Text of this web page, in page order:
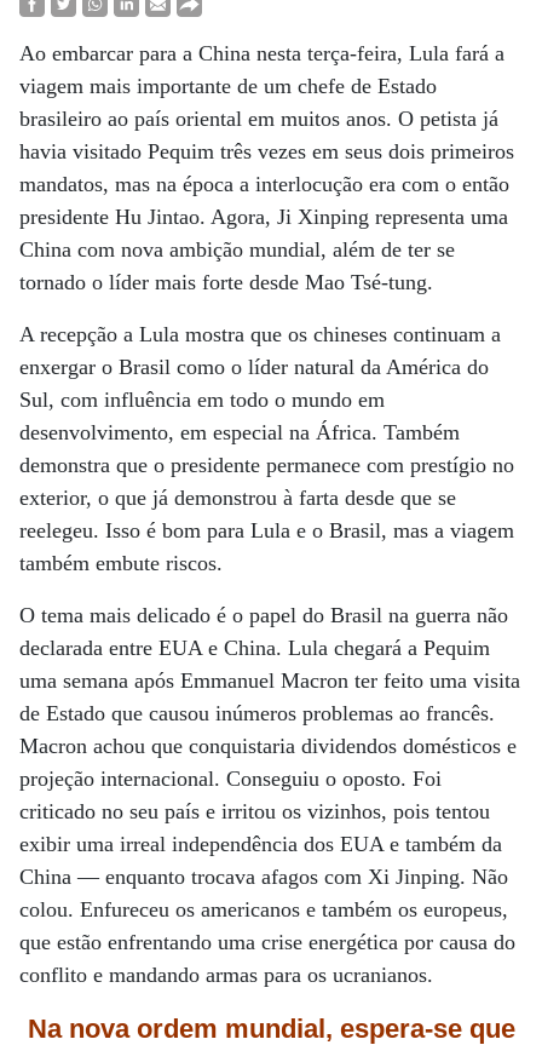
Ao embarcar para a China nesta terça-feira, Lula fará a
viagem mais importante de um chefe de Estado
brasileiro ao país oriental em muitos anos. O petista já
havia visitado Pequim três vezes em seus dois primeiros
mandatos, mas na época a interlocução era com o então
presidente Hu Jintao. Agora, Ji Xinping representa uma
China com nova ambição mundial, além de ter se
tornado o líder mais forte desde Mao Tsé-tung.
A recepção a Lula mostra que os chineses continuam a
enxergar o Brasil como o líder natural da América do
Sul, com influência em todo o mundo em
desenvolvimento, em especial na África. Também
demonstra que o presidente permanece com prestígio no
exterior, o que já demonstrou à farta desde que se
reelegeu. Isso é bom para Lula e o Brasil, mas a viagem
também embute riscos.
O tema mais delicado é o papel do Brasil na guerra não
declarada entre EUA e China. Lula chegará a Pequim
uma semana após Emmanuel Macron ter feito uma visita
de Estado que causou inúmeros problemas ao francês.
Macron achou que conquistaria dividendos domésticos e
projeção internacional. Conseguiu o oposto. Foi
criticado no seu país e irritou os vizinhos, pois tentou
exibir uma irreal independência dos EUA e também da
China — enquanto trocava afagos com Xi Jinping. Não
colou. Enfureceu os americanos e também os europeus,
que estão enfrentando uma crise energética por causa do
conflito e mandando armas para os ucranianos.
Na nova ordem mundial, espera-se que